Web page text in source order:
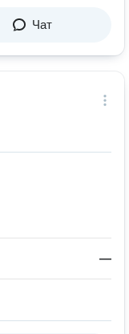
Чат
—